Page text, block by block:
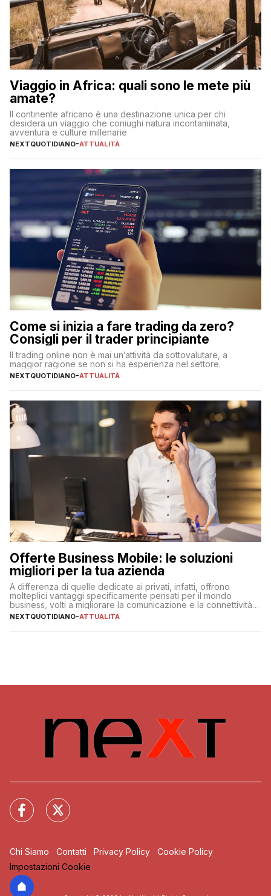
Viaggio in Africa: quali sono le mete più
amate?
Il continente africano è una destinazione unica per chi
desidera un viaggio che coniughi natura incontaminata,
avventura e culture millenarie
NEXTQUOTIDIANO-ATTUALITÀ
Come si inizia a fare trading da zero?
Consigli per il trader principiante
Il trading online non è mai un’attività da sottovalutare, a
maggior ragione se non si ha esperienza nel settore.
NEXTQUOTIDIANO-ATTUALITÀ
Offerte Business Mobile: le soluzioni
migliori per la tua azienda
A differenza di quelle dedicate ai privati, infatti, offrono
molteplici vantaggi specificamente pensati per il mondo
business, volti a migliorare la comunicazione e la connettività
degli utenti
NEXTQUOTIDIANO-ATTUALITÀ
Chi Siamo Contatti Privacy Policy
Cookie Policy
Impostazioni Cookie